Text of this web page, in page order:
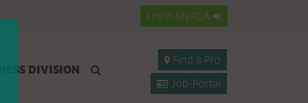
Login MyPGA
DIVISION
Find a Pro
Job-Portal